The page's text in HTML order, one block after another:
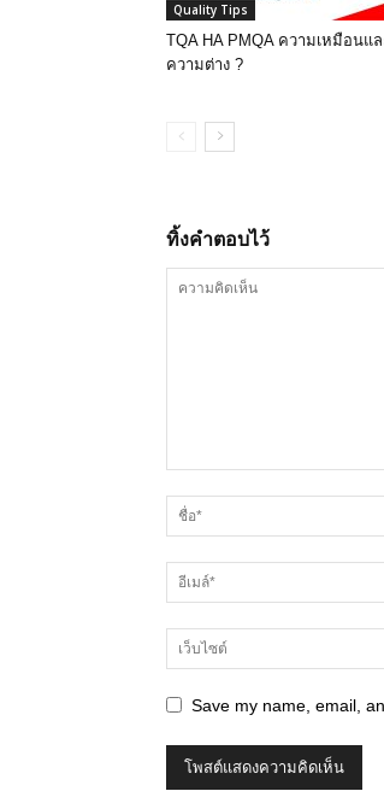
Quality Tips
TQA HA PMQA ความเหมือนแล
ความต่าง ?
ทิ้งคำตอบไว้
Save my name, email,